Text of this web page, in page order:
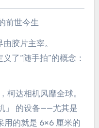
前世今生
胶片主宰。
了“随手拍”的概念：
柯达相机风靡全球。
」 的设备——尤其是
用的就是 6×6 厘米的